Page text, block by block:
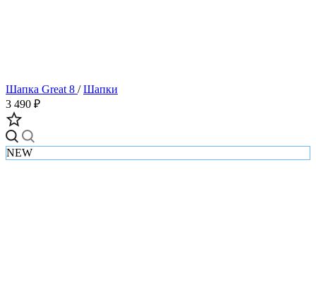
Шапка Great 8 / Шапки
3 490 ₽
NEW